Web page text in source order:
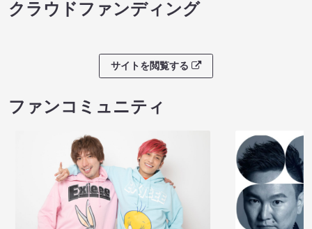
クラウドファンディング
サイトを閲覧する
ファンコミュニティ